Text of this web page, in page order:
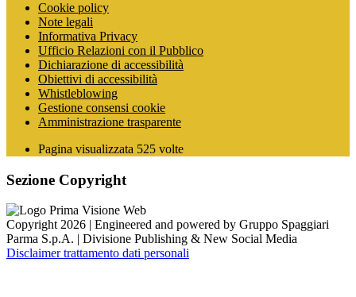
Cookie policy
Note legali
Informativa Privacy
Ufficio Relazioni con il Pubblico
Dichiarazione di accessibilità
Obiettivi di accessibilità
Whistleblowing
Gestione consensi cookie
Amministrazione trasparente
Pagina visualizzata 525 volte
Sezione Copyright
Copyright 2026 | Engineered and powered by Gruppo Spaggiari
Parma S.p.A. | Divisione Publishing & New Social Media
Disclaimer trattamento dati personali